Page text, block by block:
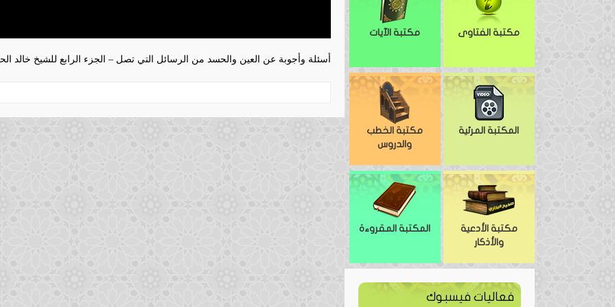
أسئلة وأجوبة عن العين والحسد من الرسائل التي تصل – الجزء الرابع للشيخ خالد
مكتبة الفتاوى مكتبة الآيات
المكتبة المرئية
مكتبة الخطب
والدروس
مكتبة الأدعية
والأذكار
المكتبة المقروءة
فعاليات فيسبوك